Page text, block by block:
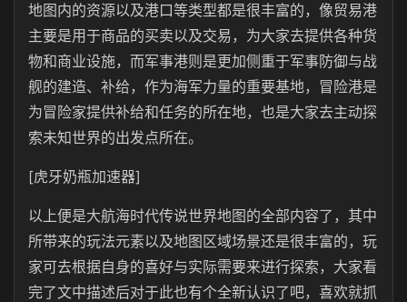
地图内的资源以及港口等类型都是很丰富的，像贸易港
主要是用于商品的买卖以及交易，为大家去提供各种货
物和商业设施，而军事港则是更加侧重于军事防御与战
舰的建造、补给，作为海军力量的重要基地，冒险港是
为冒险家提供补给和任务的所在地，也是大家去主动探
索未知世界的出发点所在。
[虎牙奶瓶加速器]
以上便是大航海时代传说世界地图的全部内容了，其中
所带来的玩法元素以及地图区域场景还是很丰富的，玩
家可去根据自身的喜好与实际需要来进行探索，大家看
完了文中描述后对于此也有个全新认识了吧，喜欢就抓